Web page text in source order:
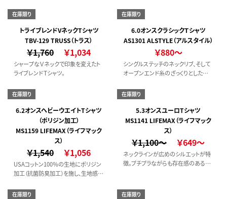
在庫限り
トライブレンドVネックTシャツ
TBV-129 TRUSS（トラス）
￥1,760 ￥1,034
シャープなＶネックで印象を変えたト
ライブレンドＴシャツ。
在庫限り
6.0オンスクラシックＴシャツ
AS1301 ALSTYLE（アルスタイル）
￥880～
シングルステッチのネックリブ、そして
オープンエンド糸のざっくりとした質
在庫限り
6.2オンスヘビーウエイトTシャツ
（ポリジン加工）
MS1159 LIFEMAX（ライフマック
ス）
￥1,540 ￥1,056
USAコットン100％の生地にポリジン
加工（抗菌防臭加工）を施し、生地感、
トTシャツ。
在庫限り
5.3オンスユーロTシャツ
MS1141 LIFEMAX（ライフマック
ス）
￥1,100～ ￥649～
ネックラインが広めのシルエットが特
徴。プチプラながらも存在感のある一
在庫限り 在庫限り